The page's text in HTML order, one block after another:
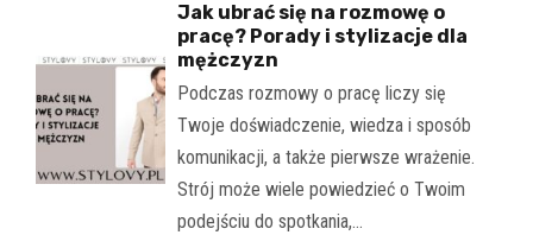
Jak ubrać się na rozmowę o
pracę? Porady i stylizacje dla
mężczyzn
Podczas rozmowy o pracę liczy się
Twoje doświadczenie, wiedza i sposób
komunikacji, a także pierwsze wrażenie.
Strój może wiele powiedzieć o Twoim
podejściu do spotkania,…